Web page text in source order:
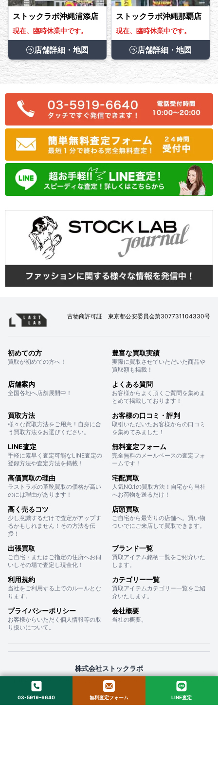
ストックラボ沖縄浦添店
現在、臨時休業中です。
店舗詳細・地図
ストックラボ沖縄那覇店
現在、臨時休業中です。
店舗詳細・地図
古物商許可証 東京都公安委員会第307731104330号
初めての方
買取が初めての方へ！
豊富な買取実績
実際に買取させていただいた商品や
買取額も掲載！
店舗案内
全国各地へ店舗展開中！
よくある質問
お客様からよく頂くご質問を集めま
とめて掲載しております！
買取方法
様々な買取方法をご用意！自身に合
う買取方法をお選びください。
お客様の口コミ・評判
取引いただいたお客様からの口コミ
を集めてみました！
LINE査定
手軽に素早く査定可能なLINE査定の
登録方法や査定方法を掲載！
無料査定フォーム
完全無料のメールベースの査定フォ
ームです！
高価買取の理由
ラストラボの革靴買取の価格が高い
のには理由があります！
宅配買取
人気NO.1の買取方法！自宅から当社
へお荷物を送るだけ！
高く売るコツ
少し意識するだけで査定がアップす
るかもしれません！その方法を伝
授！
店頭買取
ご自宅から最寄りの店舗へ。買い物
ついでにご来店して買取できます。
出張買取
ご自宅・またはご指定の住所へお伺
いしその場で査定し現金化！
ブランド一覧
買取アイテム銘柄一覧をご紹介いた
します。
利用規約
当社をご利用する上でのルールとな
ります。
カテゴリー一覧
買取アイテムカテゴリー一覧をご紹
介いたします。
プライバシーポリシー
お客様からいただく個人情報等の取
り扱いについて。
会社概要
当社の概要。
株式会社ストックラボ
〒160-0022 東京都新宿区新宿２丁目１２−１６ セントフォービル ２０３
© 2025 StockLab. All Rights Reserved.
03-5919-6640 無料査定フォーム LINE査定